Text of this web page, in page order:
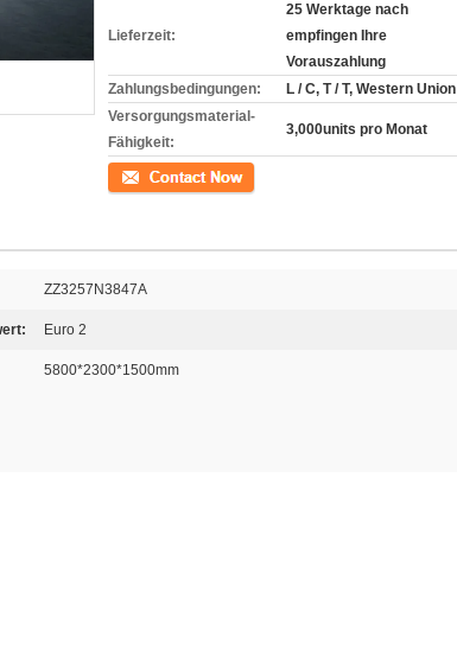
Lieferzeit:
25 Werktage nach
empfingen Ihre
Vorauszahlung
Zahlungsbedingungen:
L / C, T / T, Western Union
Versorgungsmaterial-
Fähigkeit:
3,000units pro Monat
Kontakt
ZZ3257N3847A
Euro 2
5800*2300*1500mm